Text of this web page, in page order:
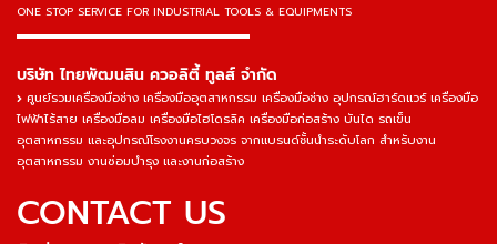
ONE STOP SERVICE FOR INDUSTRIAL TOOLS & EQUIPMENTS
▬▬▬▬▬▬▬▬▬▬▬▬▬▬▬
บริษัท ไทยพัฒนสิน ควอลิตี้ ทูลส์ จำกัด
ศูนย์รวมเครื่องมือช่าง เครื่องมืออุตสาหกรรม เครื่องมือช่าง อุปกรณ์ฮาร์ดแวร์ เครื่องมือ
ไฟฟ้าไร้สาย เครื่องมือลม เครื่องมือไฮโดรลิค เครื่องมือก่อสร้าง บันได รถเข็น
อุตสาหกรรม และอุปกรณ์โรงงานครบวงจร จากแบรนด์ชั้นนำระดับโลก สำหรับงาน
อุตสาหกรรม งานซ่อมบำรุง และงานก่อสร้าง
CONTACT US